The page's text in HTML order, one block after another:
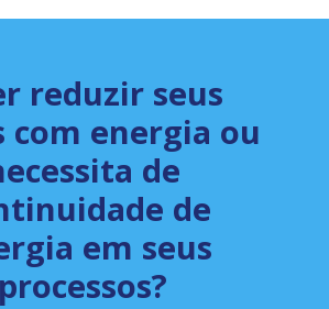
reduzir seus
com energia ou
de
de
em seus
processos?